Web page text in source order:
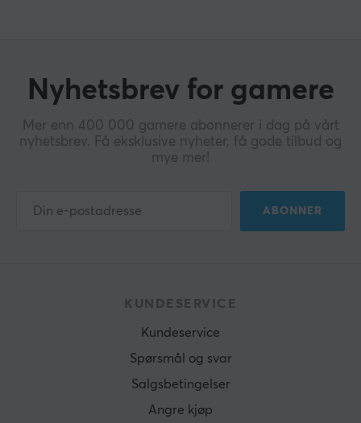
Nyhetsbrev for gamere
Mer enn 400 000 gamere abonnerer i dag på vårt
nyhetsbrev. Få eksklusive nyheter, få gode tilbud og
mye mer!
ABONNER
KUNDESERVICE
Kundeservice
Spørsmål og svar
Salgsbetingelser
Angre kjøp